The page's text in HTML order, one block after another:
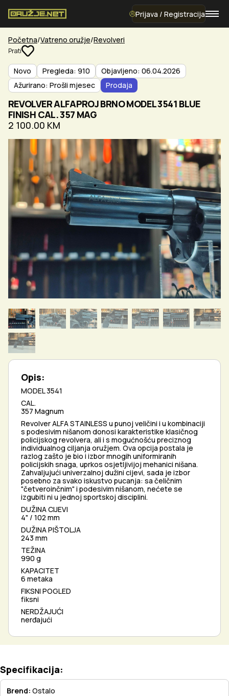
Prijava / Registracija
Početna Vatreno oružje Revolveri
Prati
Novo Pregleda: 910
Objavljeno: 06.04.2026
Ažurirano: Prošli mjesec
Prodaja
REVOLVER ALFAPROJ BRNO MODEL 3541 BLUE
FINISH CAL. 357 MAG
2 100.00 KM
Opis:
MODEL 3541
CAL.
357 Magnum
Revolver ALFA STAINLESS u punoj veličini i u kombinaciji
s podesivim nišanom donosi karakteristike klasičnog
policijskog revolvera, ali i s mogućnošću preciznog
individualnog ciljanja oružjem. Ova opcija postala je
razlog zašto je bio i izbor mnogih uniformiranih
policijskih snaga, uprkos osjetljivijoj mehanici nišana.
Zahvaljujući univerzalnoj dužini cijevi, sada je izbor
posebno za svako iskustvo pucanja: sa čeličnim
"četveroinčnim" i podesivim nišanom, nećete se
izgubiti ni u jednoj sportskoj disciplini.
DUŽINA CIJEVI
4" / 102 mm
DUŽINA PIŠTOLJA
243 mm
TEŽINA
990 g
KAPACITET
6 metaka
FIKSNI POGLED
fiksni
NERDŽAJUĆI
nerđajući
Specifikacija:
Brend: Ostalo